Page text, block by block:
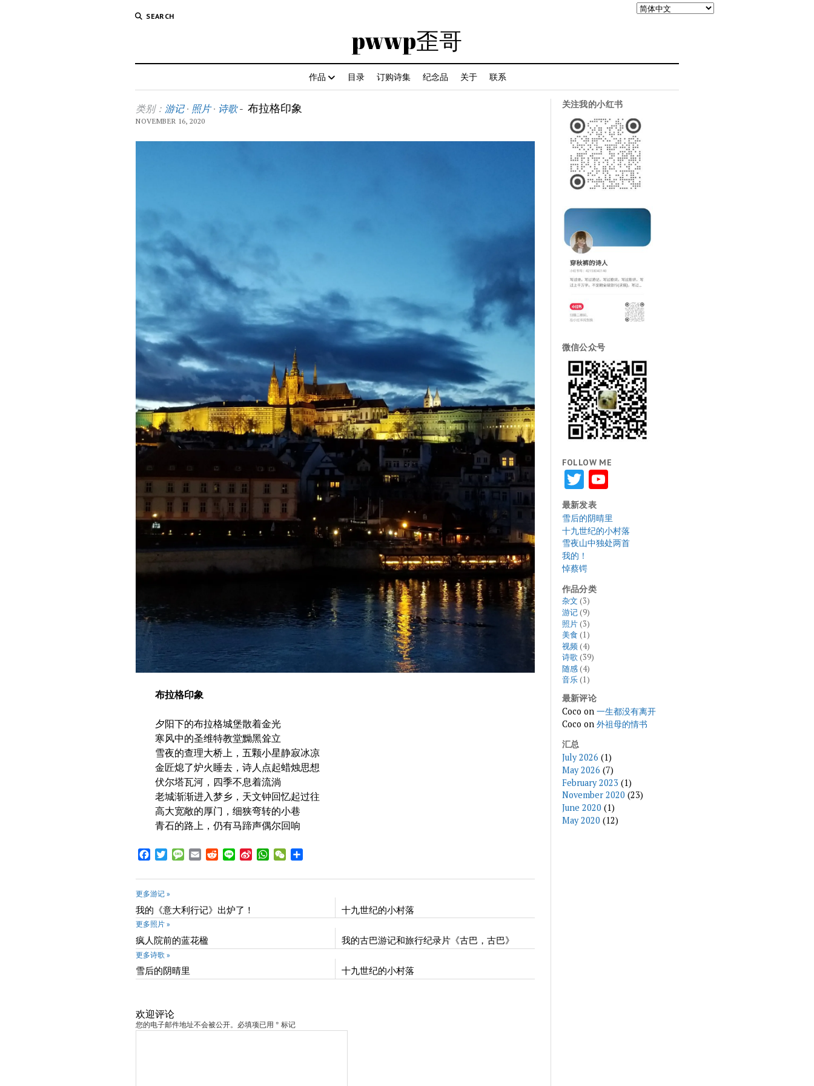
SEARCH
pwwp歪哥
作品 目录 订购诗集 纪念品 关于 联系
类别： 游记· 照片· 诗歌-布拉格印象
NOVEMBER 16, 2020
布拉格印象
夕阳下的布拉格城堡散着金光
寒风中的圣维特教堂黝黑耸立
雪夜的查理大桥上，五颗小星静寂冰凉
金匠熄了炉火睡去，诗人点起蜡烛思想
伏尔塔瓦河，四季不息着流淌
老城渐渐进入梦乡，天文钟回忆起过往
高大宽敞的厚门，细狭弯转的小巷
青石的路上，仍有马蹄声偶尔回响
Facebook
TwitterMessageEmailRedditLine Sina WhatsApp
WeChat
更多游记 »
我的《意大利行记》出炉了！ 十九世纪的小村落
更多照片 »
疯人院前的蓝花楹 我的古巴游记和旅行纪录片《古巴，古巴》
更多诗歌 »
雪后的阴晴里 十九世纪的小村落
欢迎评论
您的电子邮件地址不会被公开。必填项已用 * 标记
关注我的小红书
微信公众号
FOLLOW ME
TwitterYouTube
最新发表
雪后的阴晴里
十九世纪的小村落
雪夜山中独处两首
我的！
悼蔡锷
作品分类
杂文 (3)
游记(9)
照片(3)
美食 (1)
视频(4)
诗歌 (39)
随感(4)
音乐(1)
最新评论
Coco on 一生都没有离开
Coco on 外祖母的情书
汇总
July 2026 (1)
May 2026 (7)
February 2023 (1)
November 2020 (23)
June 2020 (1)
May 2020 (12)